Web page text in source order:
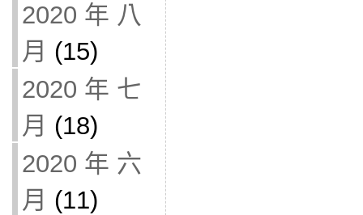
2020 年 八
月 (15)
2020 年 七
月 (18)
2020 年 六
月 (11)